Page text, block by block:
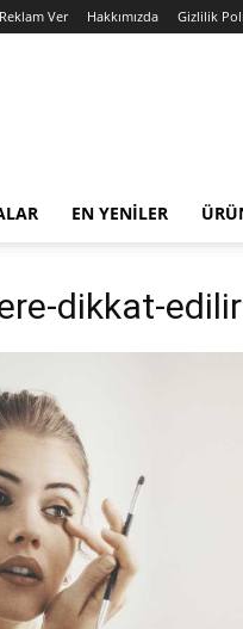
Ver Hakkımızda Gizlilik
EN YENILER
dikkat-edilir